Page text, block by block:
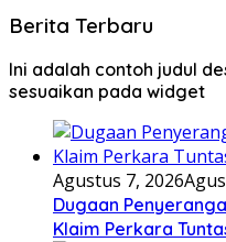
Berita Terbaru
Ini adalah contoh judul
sesuaikan pada widget
Agustus 7, 2026
Dugaan
Klaim Perkara